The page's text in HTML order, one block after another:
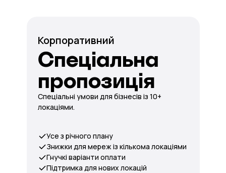
Корпоративний
Спеціальна
пропозиція
Спеціальні умови для бізнесів із 10+
локаціями.
Усе з річного плану
Знижки для мереж із кількома локаціями
Гнучкі варіанти оплати
Підтримка для нових локацій